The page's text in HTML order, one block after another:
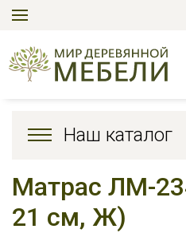
Наш каталог
Матрас ЛМ-
21 см, Ж)